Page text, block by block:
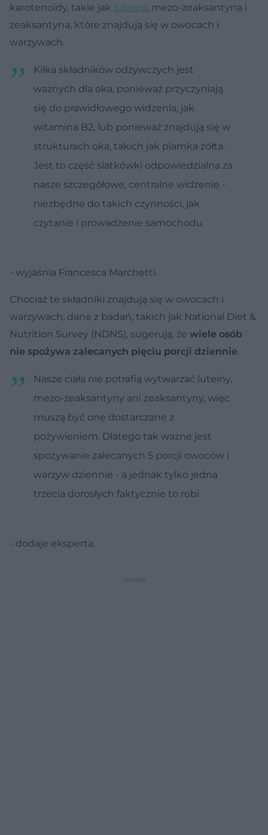
karotenoidy, takie jak luteina, mezo-zeaksantyna i
zeaksantyna, które znajdują się w owocach i
warzywach.
Kilka składników odżywczych jest
ważnych dla oka, ponieważ przyczyniają
się do prawidłowego widzenia, jak
witamina B2, lub ponieważ znajdują się w
strukturach oka, takich jak plamka żółta.
Jest to część siatkówki odpowiedzialna za
nasze szczegółowe, centralne widzenie -
niezbędne do takich czynności, jak
czytanie i prowadzenie samochodu
- wyjaśnia Francesca Marchetti.
Chociaż te składniki znajdują się w owocach i
warzywach, dane z badań, takich jak National Diet &
Nutrition Survey (NDNS), sugerują, że wiele osób
nie spożywa zalecanych pięciu porcji dziennie.
Nasze ciała nie potrafią wytwarzać luteiny,
mezo-zeaksantyny ani zeaksantyny, więc
muszą być one dostarczane z
pożywieniem. Dlatego tak ważne jest
spożywanie zalecanych 5 porcji owoców i
warzyw dziennie - a jednak tylko jedna
trzecia dorosłych faktycznie to robi
- dodaje eksperta.